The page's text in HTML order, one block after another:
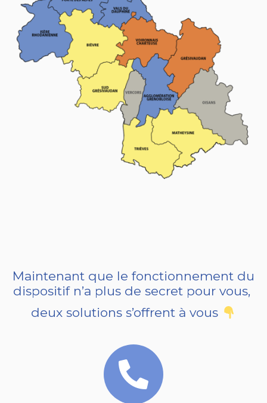
Maintenant que le fonctionnement du
dispositif n’a plus de secret pour vous,
deux solutions s’offrent à vous